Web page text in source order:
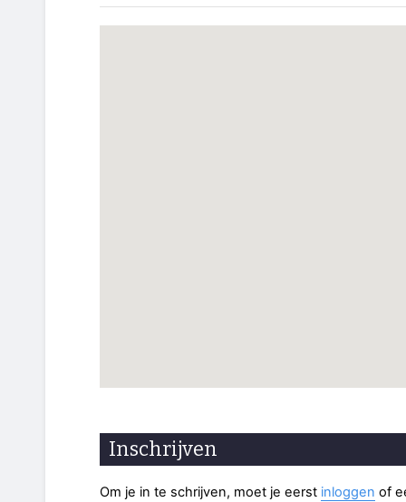
Inschrijven
Om je in te schrijven, moet je eerst inloggen of